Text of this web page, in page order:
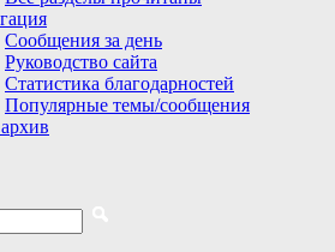
Сообщения за день
Руководство сайта
Статистика благодарностей
Популярные темы/сообщения